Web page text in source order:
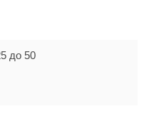
до 50